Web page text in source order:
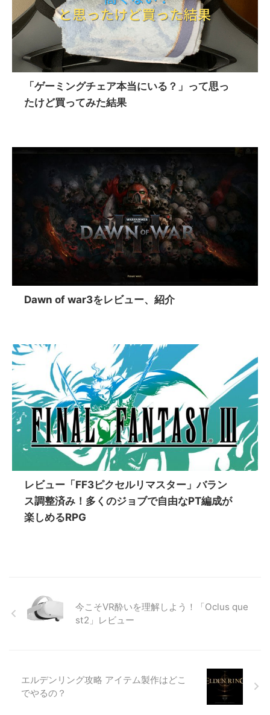
「ゲーミングチェア本当にいる？」って思っ
たけど買ってみた結果
Dawn of war3をレビュー、紹介
レビュー「FF3ピクセルリマスター」バラン
ス調整済み！多くのジョブで自由なPT編成が
楽しめるRPG
今こそVR酔いを理解しよう！「Oclus que
st2」レビュー
エルデンリング攻略 アイテム製作はどこ
でやるの？